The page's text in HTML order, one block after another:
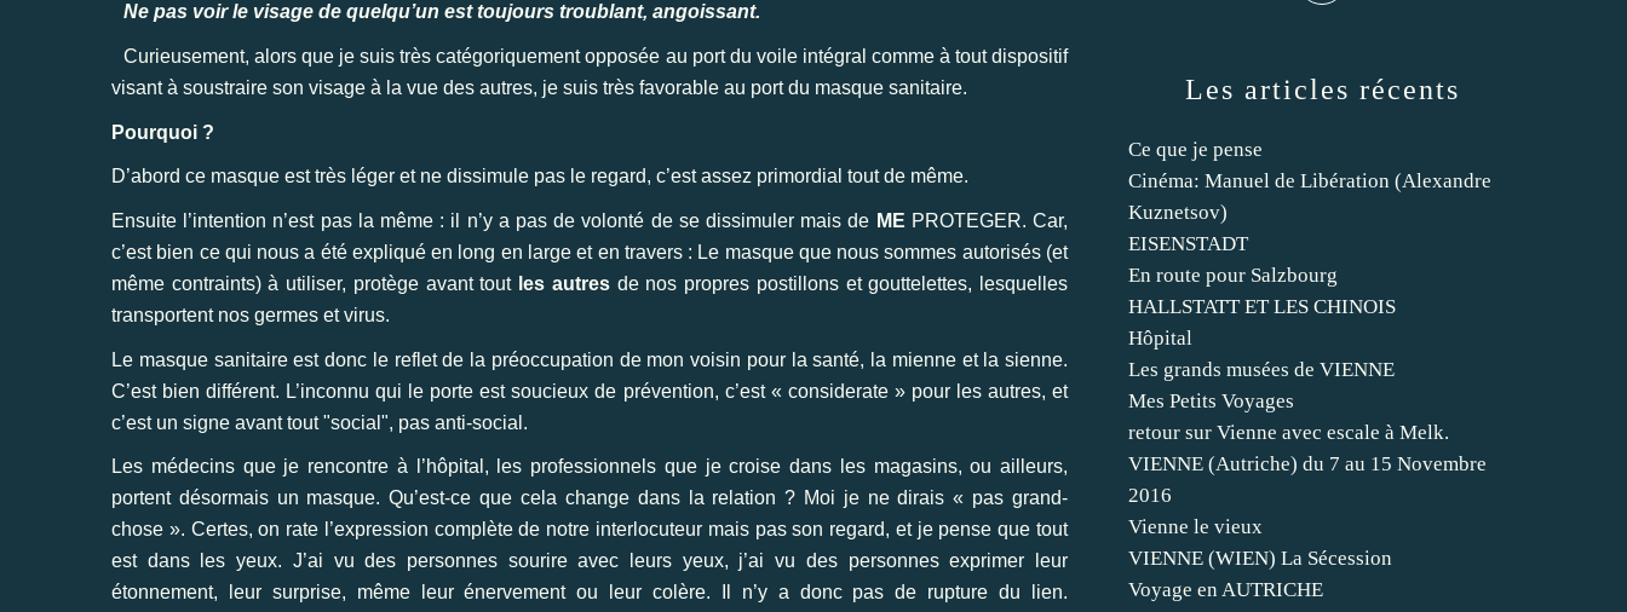
Ne pas voir le visage de quelqu’un est toujours troublant, angoissant.
Curieusement, alors que je suis très catégoriquement opposée au port du voile intégral comme à tout dispositif
visant à soustraire son visage à la vue des autres, je suis très favorable au port du masque sanitaire.
Pourquoi ?
D’abord ce masque est très léger et ne dissimule pas le regard, c’est assez primordial tout de même.
Ensuite l’intention n’est pas la même : il n’y a pas de volonté de se dissimuler mais de ME PROTEGER. Car,
c’est bien ce qui nous a été expliqué en long en large et en travers : Le masque que nous sommes autorisés (et
même contraints) à utiliser, protège avant tout les autresde nos propres postillons et gouttelettes, lesquelles
transportent nos germes et virus.
Le masque sanitaire est donc le reflet de la préoccupation de mon voisin pour la santé, la mienne et la sienne.
C’est bien différent. L’inconnu qui le porte est soucieux de prévention, c’est « considerate » pour les autres, et
c’est un signe avant tout "social", pas anti-social.
Les médecins que je rencontre à l’hôpital, les professionnels que je croise dans les magasins, ou ailleurs,
portent désormais un masque. Qu’est-ce que cela change dans la relation ? Moi je ne dirais « pas grand-
chose ». Certes, on rate l’expression complète de notre interlocuteur mais pas son regard, et je pense que tout
est dans les yeux. J’ai vu des personnes sourire avec leurs yeux, j’ai vu des personnes exprimer leur
étonnement, leur surprise, même leur énervement ou leur colère. Il n’y a donc pas de rupture du lien.
Les articles récents
Ce que je pense
Cinéma: Manuel de Libération (Alexandre
Kuznetsov)
EISENSTADT
En route pour Salzbourg
HALLSTATT ET LES CHINOIS
Hôpital
Les grands musées de VIENNE
Mes Petits Voyages
retour sur Vienne avec escale à Melk.
VIENNE (Autriche) du 7 au 15 Novembre
2016
Vienne le vieux
VIENNE (WIEN) La Sécession
Voyage en AUTRICHE